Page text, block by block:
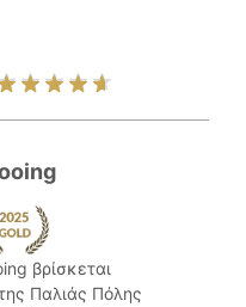
βρίσκεται
Παλιάς Πόλης